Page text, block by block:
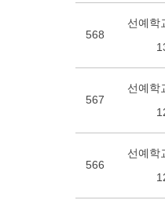
568
선예학
567
선예학
566
선예학